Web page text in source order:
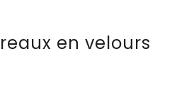
en velours